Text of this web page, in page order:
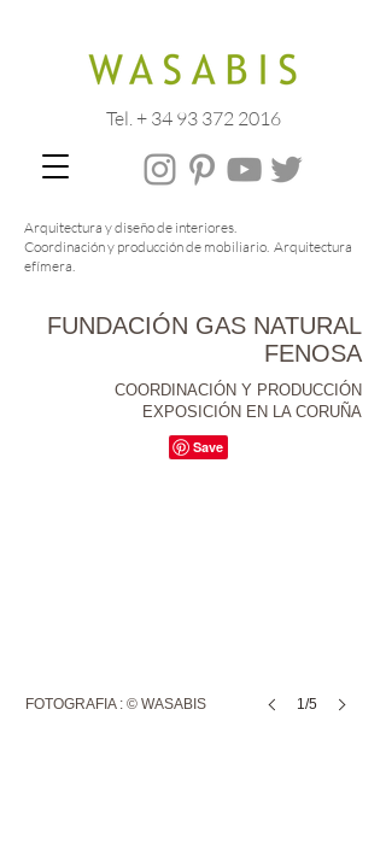
Arquitectura y diseño de interiores.
Coordinación y producción de mobiliario. Arquitectura
efímera.
Tel. + 34 93 372 2016
FUNDACIÓN GAS NATURAL
FENOSA
COORDINACIÓN Y PRODUCCIÓN
EXPOSICIÓN EN LA CORUÑA
1/5
FOTOGRAFIA : © WASABIS